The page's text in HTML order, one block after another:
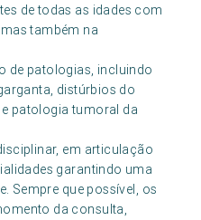
de todas as idades com
também na
de patologias, incluindo
distúrbios do
patologia tumoral da
em articulação
garantindo uma
Sempre que possível, os
da consulta,